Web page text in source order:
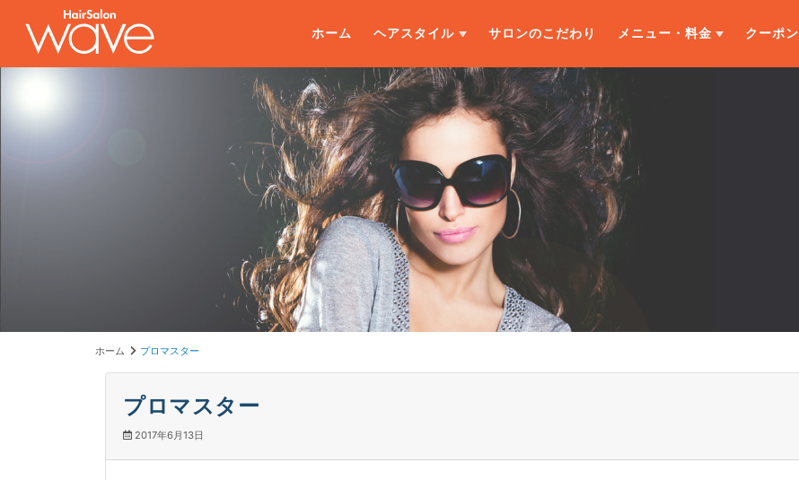
ホーム ヘアスタイル サロンのこだわり メニュー・料金 クーポン
ホーム プロマスター
プロマスター
2017年6月13日